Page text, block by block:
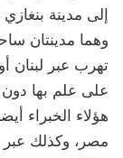
إلى مدينة
وهما مدينتان
تهرب عبر لبنان
على علم بها
هؤلاء الخبراء
مصر، وكذلك عبر